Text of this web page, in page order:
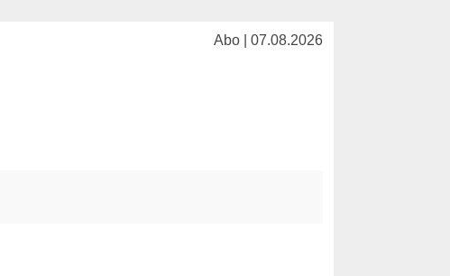
Abo | 07.08.2026